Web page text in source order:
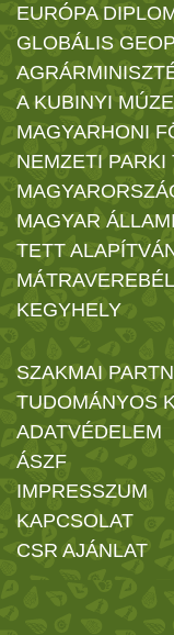
EURÓPA
GLOBÁLIS
A KUBINYI
MAGYARHONI
NEMZETI PARKI
MAGYAR
TETT
KEGYHELY
SZAKMAI
TUDOMÁNYOS
ADATVÉDELEM
ÁSZF
IMPRESSZUM
KAPCSOLAT
CSR AJÁNLAT